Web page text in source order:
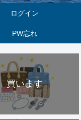
ログイン
PW忘れ
買います